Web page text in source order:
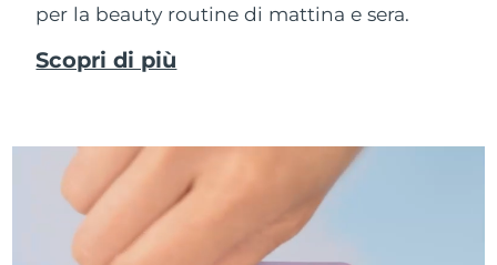
per la beauty routine di mattina e sera.
Scopri di più